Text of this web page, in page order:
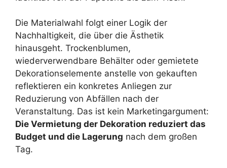
Die Materialwahl folgt einer Logik der
Nachhaltigkeit, die über die Ästhetik
hinausgeht. Trockenblumen,
wiederverwendbare Behälter oder gemietete
Dekorationselemente anstelle von gekauften
reflektieren ein konkretes Anliegen zur
Reduzierung von Abfällen nach der
Veranstaltung. Das ist kein Marketingargument:
Die Vermietung der Dekoration reduziert das
Budget und die Lagerung nach dem großen
Tag.